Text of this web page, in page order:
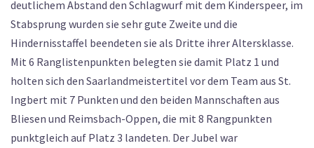
deutlichem Abstand den Schlagwurf mit dem Kinderspeer, im
Stabsprung wurden sie sehr gute Zweite und die
Hindernisstaffel beendeten sie als Dritte ihrer Altersklasse.
Mit 6 Ranglistenpunkten belegten sie damit Platz 1 und
holten sich den Saarlandmeistertitel vor dem Team aus St.
Ingbert mit 7 Punkten und den beiden Mannschaften aus
Bliesen und Reimsbach-Oppen, die mit 8 Rangpunkten
punktgleich auf Platz 3 landeten. Der Jubel war